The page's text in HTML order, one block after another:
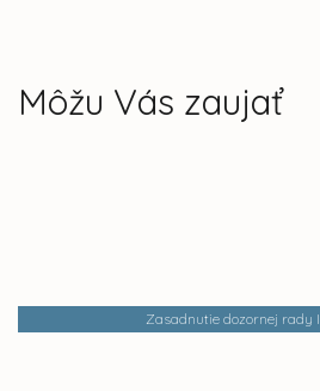
Môžu Vás zaujať
Zasadnutie dozornej rady